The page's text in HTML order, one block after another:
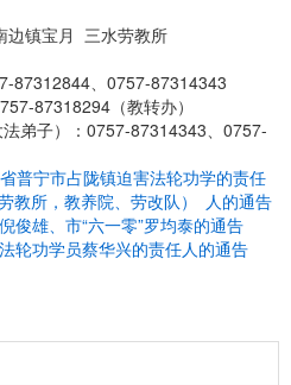
边镇宝月 三水劳教所
87312844、0757-87314343
87318294（教转办）
弟子）：0757-87314343、0757-
所，教养院、劳改队）
普宁市占陇镇迫害法轮功学的责任
人的通告
俊雄、市“六一零”罗均泰的通告
轮功学员蔡华兴的责任人的通告